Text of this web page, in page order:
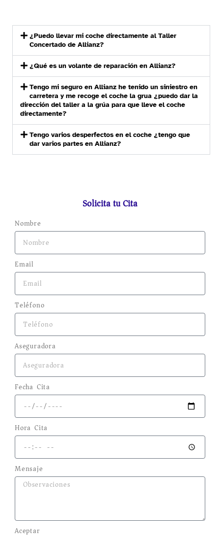
¿Puedo llevar mi coche directamente al Taller
Concertado de Allianz?
¿Qué es un volante de reparación en Allianz?
Tengo mi seguro en Allianz he tenido un siniestro en
carretera y me recoge el coche la grua ¿puedo dar la
dirección del taller a la grúa para que lleve el coche
directamente?
Tengo varios desperfectos en el coche ¿tengo que
dar varios partes en Allianz?
Solicita tu Cita
Nombre
Email
Teléfono
Aseguradora
Fecha Cita
Hora Cita
Mensaje
Aceptar